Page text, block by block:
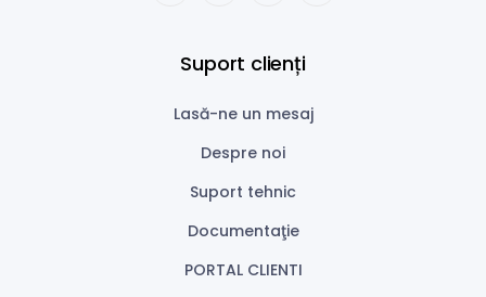
Suport clienți
Lasă-ne un mesaj
Despre noi
Suport tehnic
Documentaţie
PORTAL CLIENTI